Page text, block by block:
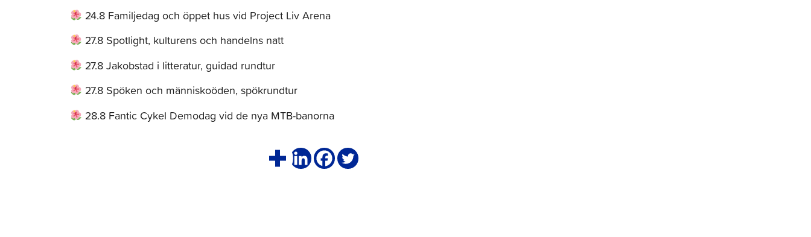
24.8 Familjedag och öppet hus vid Project Liv Arena
27.8 Spotlight, kulturens och handelns natt
27.8 Jakobstad i litteratur, guidad rundtur
27.8 Spöken och människoöden, spökrundtur
28.8 Fantic Cykel Demodag vid de nya MTB-banorna